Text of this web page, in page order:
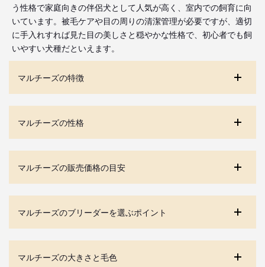
う性格で家庭向きの伴侶犬として人気が高く、室内での飼育に向
いています。被毛ケアや目の周りの清潔管理が必要ですが、適切
に手入れすれば見た目の美しさと穏やかな性格で、初心者でも飼
いやすい犬種だといえます。
マルチーズの特徴
マルチーズの性格
マルチーズの販売価格の目安
マルチーズのブリーダーを選ぶポイント
マルチーズの大きさと毛色